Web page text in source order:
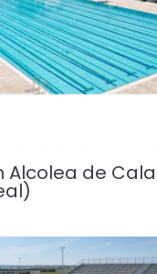
Alcolea de